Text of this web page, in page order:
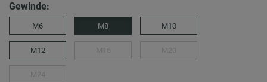
Gewinde:
M6 M8 M10
M12